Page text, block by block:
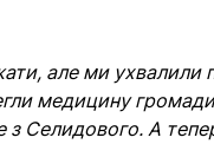
але ми
медицину громади
Селидового. А